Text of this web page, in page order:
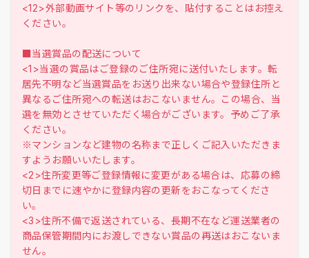
<12>外部動画サイト等のリンクを、貼付することはお控え
ください。
■当選賞品の配送について
<1>当選の賞品はご登録のご住所宛に送付いたします。転
居先不明など当選賞品をお送り出来ない場合や登録住所と
異なるご住所宛への転送はおこないません。この場合、当
選を無効とさせていただく場合がございます。予めご了承
ください。
※マンションなど建物の名称まで正しくご記入いただきま
すようお願いいたします。
<2>住所変更等ご登録情報に変更がある場合は、応募の締
切日までに速やかに登録内容の更新をおこなってくださ
い。
<3>住所不備で返送されている、長期不在など運送業者の
商品保管期間内にお渡しできない賞品の再送はおこないま
せん。